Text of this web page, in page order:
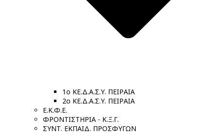
1ο ΚΕ.Δ.Α.Σ.Υ. ΠΕΙΡΑΙΑ
2ο ΚΕ.Δ.Α.Σ.Υ. ΠΕΙΡΑΙΑ
Ε.Κ.Φ.Ε.
ΦΡΟΝΤΙΣΤΗΡΙΑ - Κ.Ξ.Γ.
ΣΥΝΤ. ΕΚΠΑΙΔ. ΠΡΟΣΦΥΓΩΝ